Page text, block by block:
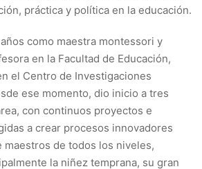
práctica y política en la educación.
como maestra montessori y
en la Facultad de Educación,
el Centro de Investigaciones
ese momento, dio inicio a tres
con continuos proyectos e
a crear procesos innovadores
maestros de todos los niveles,
la niñez temprana, su gran